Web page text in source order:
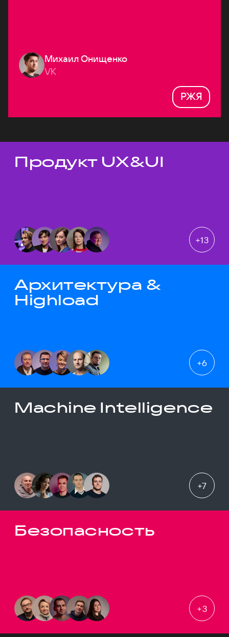
Михаил Онищенко
VK
РЖЯ
Темы докладов
Продукт UX&UI
+13
Архитектура &
Highload
+6
Machine Intelligence
+7
Безопасность
+3